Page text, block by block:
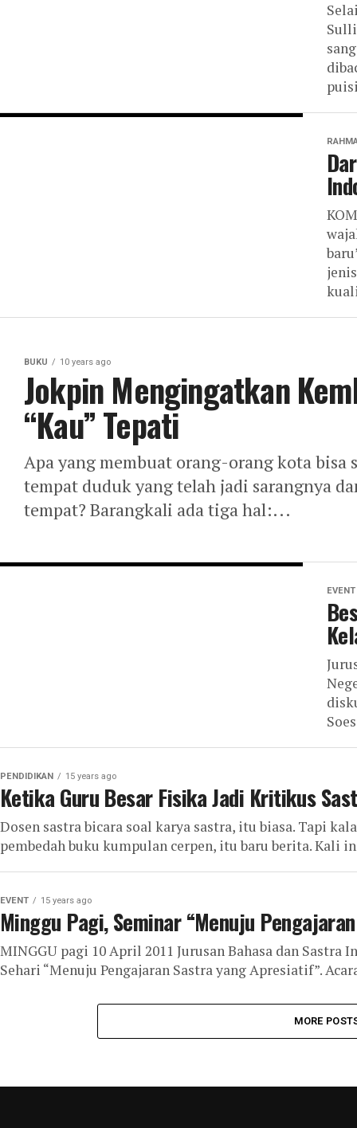
BUKU 10 years ago
Jokpin Mengingatkan
“Kau” Tepati
Apa yang membuat orang-orang kota bisa
tempat duduk yang telah jadi sarangnya
tempat? Barangkali ada tiga hal:...
EVENT
PENDIDIKAN 15 years ago
Ketika Guru Besar Fisika Jadi Kritikus
Dosen sastra bicara soal karya sastra, itu biasa. Tapi
pembedah buku kumpulan cerpen, itu baru berita. Kali
EVENT 15 years ago
Minggu Pagi, Seminar “Menuju
MINGGU pagi 10 April 2011 Jurusan Bahasa dan Sastra
Sehari “Menuju Pengajaran Sastra yang Apresiatif”.
MORE